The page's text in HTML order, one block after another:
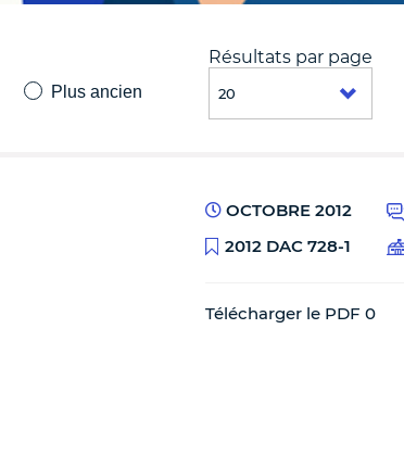
Plus ancien
Résultats par page
OCTOBRE 2012
2012 DAC 728-1
Télécharger le PDF 0